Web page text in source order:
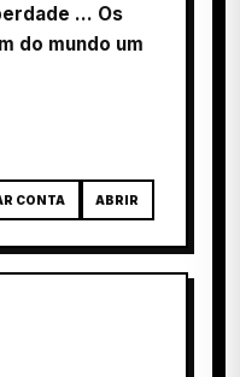
... Os
do mundo um
CONTA ABRIR